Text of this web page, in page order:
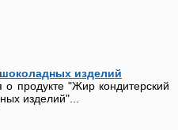
изделий
продукте "Жир кондитерский
изделий"...